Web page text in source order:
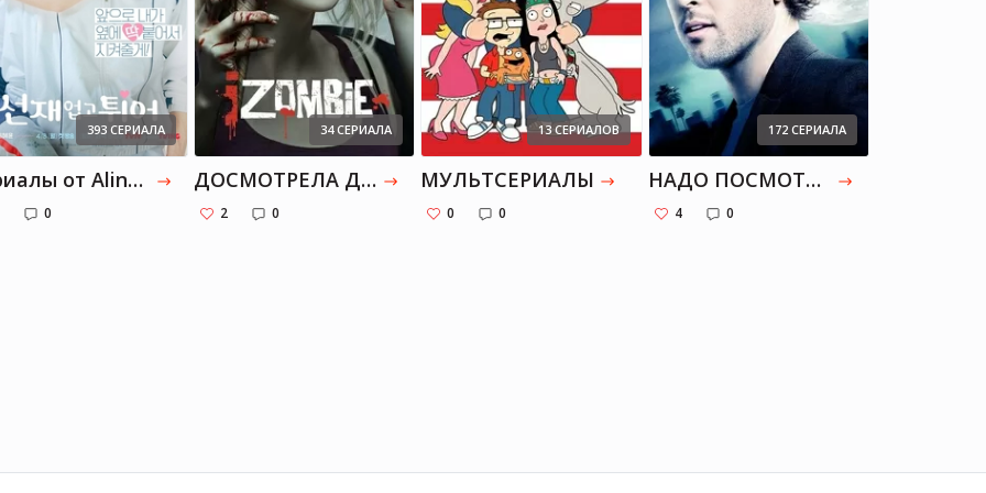
мальчиком из
семьи, и
женщиной так же
оборвался, когда
предупреждения
из города. Через
лет он, теперь уже
выпускного курса
393 СЕРИАЛА
Cериалы от Alina-usmanova: Дорамы
0
34 СЕРИАЛА
ДОСМОТРЕЛА ДО КОНЦА
2 0
13 СЕРИАЛОВ
МУЛЬТСЕРИАЛЫ
0 0
172 СЕРИАЛА
НАДО ПОСМОТРЕТЬ
4 0